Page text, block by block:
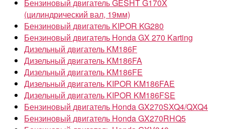
Бензиновый двигатель GESHT G170X
(цилиндрический вал, 19мм)
Бензиновый двигатель KIPOR KG280
Бензиновый двигатель Honda GX 270 Karting
Дизельный двигатель KM186F
Дизельный двигатель KM186FA
Дизельный двигатель KM186FE
Дизельный двигатель KIPOR KM186FAE
Дизельный двигатель KIPOR KM186FSE
Бензиновый двигатель Honda GX270SXQ4/QXQ4
Бензиновый двигатель Honda GX270RHQ5